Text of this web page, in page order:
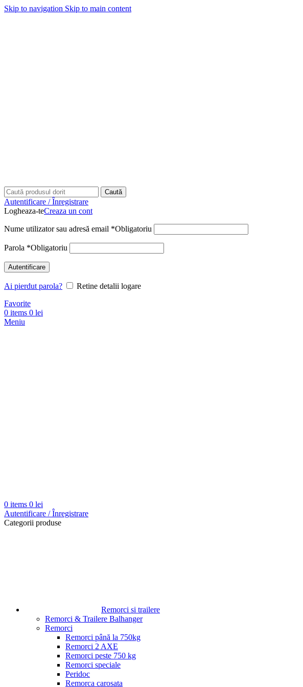
Skip to navigation Skip to main content
Caută
Autentificare / Înregistrare
Logheaza-teCreaza un cont
Nume utilizator sau adresă email *Obligatoriu
Parola *Obligatoriu
Autentificare
Ai pierdut parola?
Retine detalii logare
Favorite
0 items 0 lei
Meniu
0 items 0 lei
Autentificare / Înregistrare
Categorii produse
Remorci si trailere
Remorci & Trailere Balhanger
Remorci
Remorci până la 750kg
Remorci 2 AXE
Remorci peste 750 kg
Remorci speciale
Peridoc
Remorca carosata